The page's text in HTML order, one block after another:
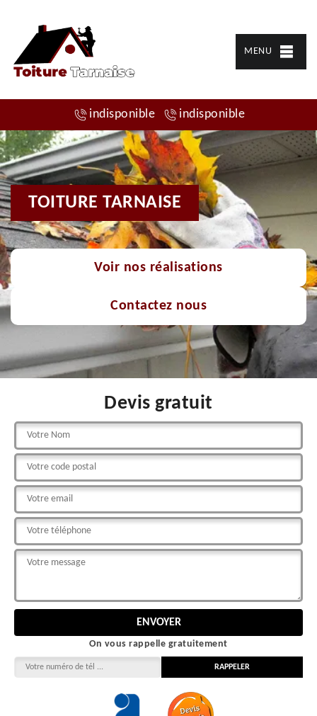
MENU
indisponible indisponible
TOITURE TARNAISE
Voir nos réalisations
Contactez nous
Devis gratuit
On vous rappelle gratuitement